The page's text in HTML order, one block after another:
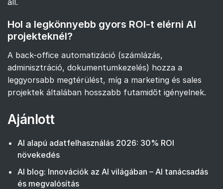
Hol a legkönnyebb gyors ROI-t elérni AI
projekteknél?
A back-office automatizáció (számlázás,
adminisztráció, dokumentumkezelés) hozza a
leggyorsabb megtérülést, míg a marketing és sales
projektek általában hosszabb futamidőt igényelnek.
Ajánlott
AI alapú adatfelhasználás 2026: 30% ROI
növekedés
AI blog: Innovációk az AI világában – AI tanácsadás
és megvalósítás